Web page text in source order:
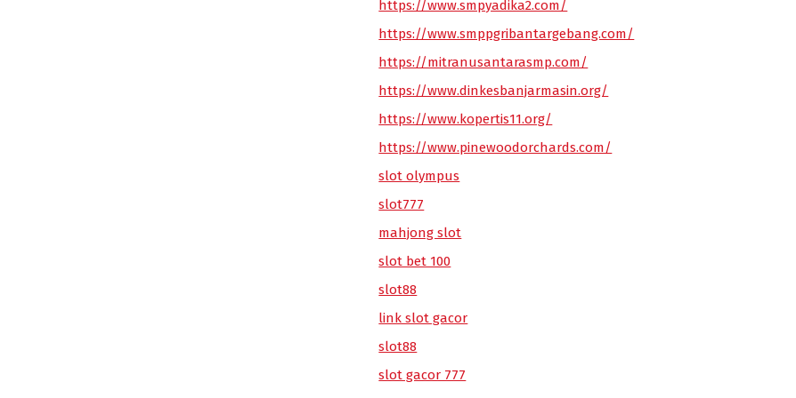
https://www.smpyadika2.com/
https://www.smppgribantargebang.com/
https://mitranusantarasmp.com/
https://www.dinkesbanjarmasin.org/
https://www.kopertis11.org/
https://www.pinewoodorchards.com/
slot olympus
slot777
mahjong slot
slot bet 100
slot88
link slot gacor
slot88
slot gacor 777